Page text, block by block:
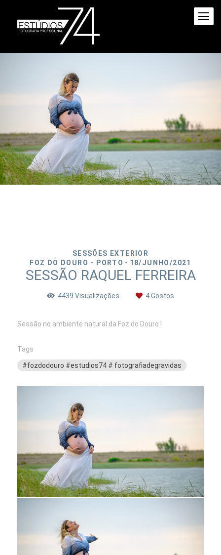
SESSÕES EXTERIOR
FOZ DO DOURO - PORTO
18/JUNHO/2021
SESSÃO RAQUEL FERREIRA
4439 Visualizações 4Gostos
Sessão no ambiente natural da Foz do Douro !
Tags
#fozdodouro #estudios74 # fotografiadegravidas